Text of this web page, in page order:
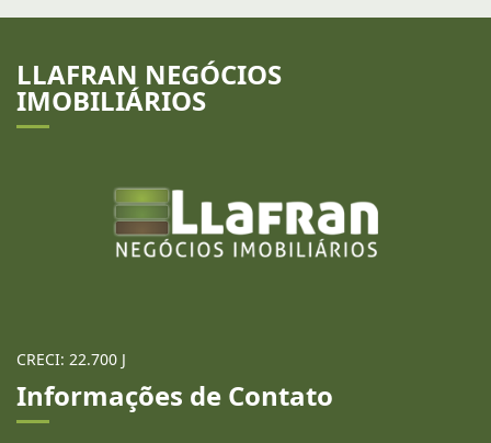
LLAFRAN NEGÓCIOS
IMOBILIÁRIOS
CRECI: 22.700 J
Informações de Contato